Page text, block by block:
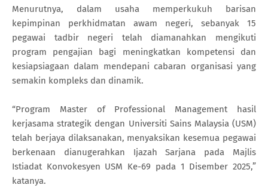
Menurutnya, dalam usaha memperkukuh barisan
kepimpinan perkhidmatan awam negeri, sebanyak 15
pegawai tadbir negeri telah diamanahkan mengikuti
program pengajian bagi meningkatkan kompetensi dan
kesiapsiagaan dalam mendepani cabaran organisasi yang
semakin kompleks dan dinamik.
“Program Master of Professional Management hasil
kerjasama strategik dengan Universiti Sains Malaysia (USM)
telah berjaya dilaksanakan, menyaksikan kesemua pegawai
berkenaan dianugerahkan Ijazah Sarjana pada Majlis
Istiadat Konvokesyen USM Ke-69 pada 1 Disember 2025,”
katanya.